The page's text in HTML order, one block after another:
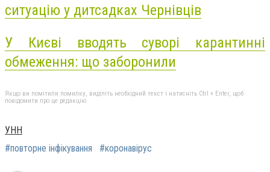
ситуацію у дитсадках Чернівців
У Києві вводять суворі карантинні
обмеження: що заборонили
Якщо ви помітили помилку, виділіть необхідний текст і натисніть Ctrl + Enter, щоб
повідомити про це редакцію
УНН
#повторне інфікування
#коронавірус